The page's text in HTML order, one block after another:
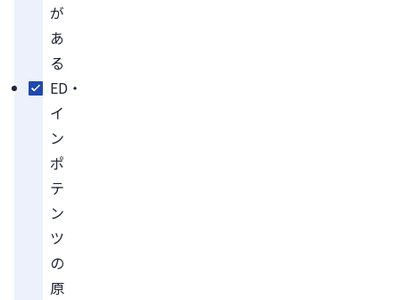
が
あ
る
ED・
イ
ン
ポ
テ
ン
ツ
の
原